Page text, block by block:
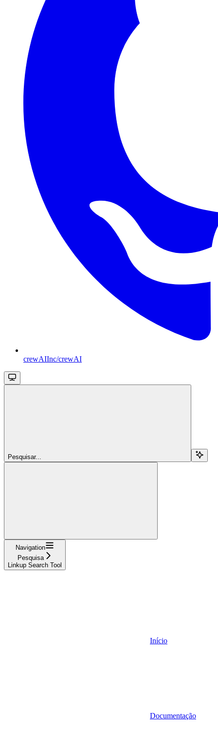
crewAIInc/crewAI
Pesquisar...
Navigation
Pesquisa
Linkup Search Tool
Início
Documentação